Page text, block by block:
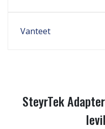
Vanteet
SteyrTek